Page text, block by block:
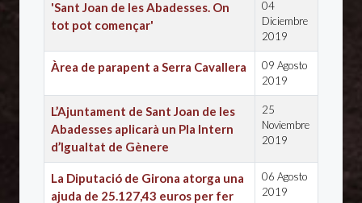
'Sant Joan de les Abadesses. On
tot pot començar'
04
Diciembre
2019
Àrea de parapent a Serra Cavallera
09 Agosto
2019
L’Ajuntament de Sant Joan de les
Abadesses aplicarà un Pla Intern
d’Igualtat de Gènere
25
Noviembre
2019
La Diputació de Girona atorga una
ajuda de 25.127,43 euros per fer
06 Agosto
2019